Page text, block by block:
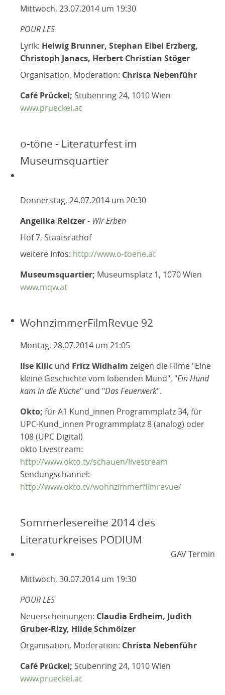
Mittwoch, 23.07.2014 um 19:30
POUR LES
Lyrik: Helwig Brunner, Stephan Eibel Erzberg,
Christoph Janacs, Herbert Christian Stöger
Organisation, Moderation: Christa Nebenführ
Café Prückel; Stubenring 24, 1010 Wien
www.prueckel.at
o-töne - Literaturfest im
Museumsquartier
Donnerstag, 24.07.2014 um 20:30
Angelika Reitzer- Wir Erben
Hof 7, Staatsrathof
weitere Infos: http://www.o-toene.at
Museumsquartier; Museumsplatz 1, 1070 Wien
www.mqw.at
WohnzimmerFilmRevue 92
Montag, 28.07.2014 um 21:05
Ilse Kilic und Fritz Widhalm zeigen die Filme "Eine
kleine Geschichte vom lobenden Mund", "Ein Hund
kam in die Küche" und "Das Feuerwerk".
Okto; für A1 Kund_innen Programmplatz 34, für
UPC-Kund_innen Programmplatz 8 (analog) oder
108 (UPC Digital)
okto Livestream:
http://www.okto.tv/schauen/livestream
Sendungschannel:
http://www.okto.tv/wohnzimmerfilmrevue/
Sommerlesereihe 2014 des
Literaturkreises PODIUM
GAV Termin
Mittwoch, 30.07.2014 um 19:30
POUR LES
Neuerscheinungen: Claudia Erdheim, Judith
Gruber-Rizy, Hilde Schmölzer
Organisation, Moderation: Christa Nebenführ
Café Prückel; Stubenring 24, 1010 Wien
www.prueckel.at